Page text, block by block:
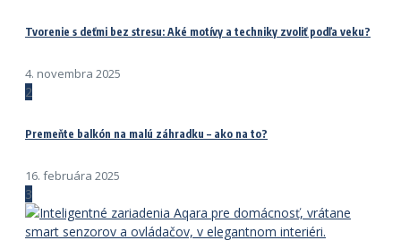
Tvorenie s deťmi bez stresu: Aké motívy a techniky zvoliť podľa veku?
4. novembra 2025
2
Premeňte balkón na malú záhradku – ako na to?
16. februára 2025
3